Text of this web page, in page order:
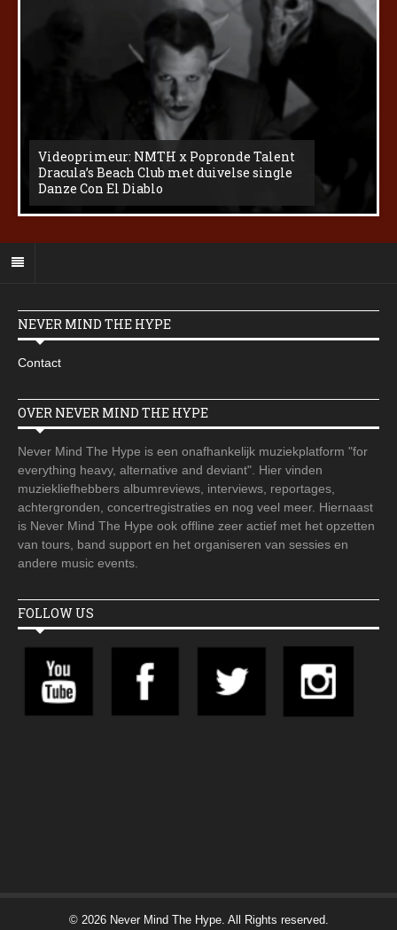
Videoprimeur: NMTH x Popronde Talent
Dracula’s Beach Club met duivelse single
Danze Con El Diablo
NEVER MIND THE HYPE
Contact
OVER NEVER MIND THE HYPE
Never Mind The Hype is een onafhankelijk muziekplatform "for
everything heavy, alternative and deviant". Hier vinden
muziekliefhebbers albumreviews, interviews, reportages,
achtergronden, concertregistraties en nog veel meer. Hiernaast
is Never Mind The Hype ook offline zeer actief met het opzetten
van tours, band support en het organiseren van sessies en
andere music events.
FOLLOW US
© 2026 Never Mind The Hype. All Rights reserved.